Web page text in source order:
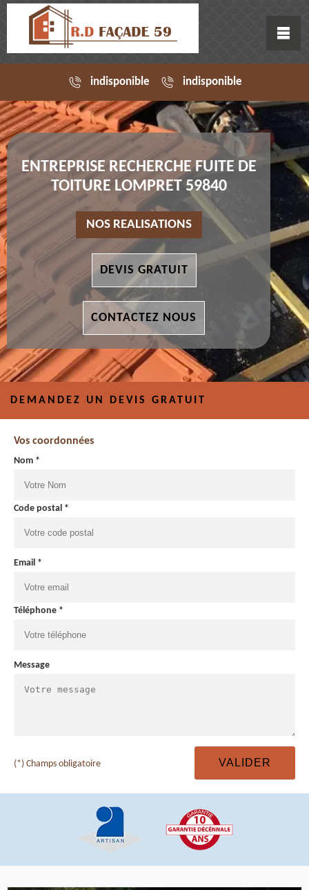
indisponible indisponible
ENTREPRISE RECHERCHE FUITE DE
TOITURE LOMPRET 59840
NOS REALISATIONS
DEVIS GRATUIT
CONTACTEZ NOUS
DEMANDEZ UN DEVIS GRATUIT
Vos coordonnées
Nom *
Code postal *
Email *
Téléphone *
Message
(*) Champs obligatoire